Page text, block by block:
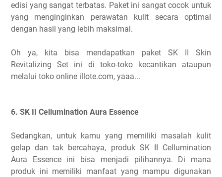
edisi yang sangat terbatas. Paket ini sangat cocok untuk
yang menginginkan perawatan kulit secara optimal
dengan hasil yang lebih maksimal.
Oh ya, kita bisa mendapatkan paket SK II Skin
Revitalizing Set ini di toko-toko kecantikan ataupun
melalui toko online illote.com, yaaa...
6. SK II Cellumination Aura Essence
Sedangkan, untuk kamu yang memiliki masalah kulit
gelap dan tak bercahaya, produk SK II Cellumination
Aura Essence ini bisa menjadi pilihannya. Di mana
produk ini memiliki manfaat yang mampu digunakan